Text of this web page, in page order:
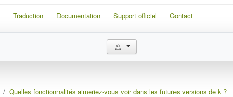
Traduction Documentation Support officiel Contact
Quelles fonctionnalités aimeriez-vous voir dans les futures versions de k ?